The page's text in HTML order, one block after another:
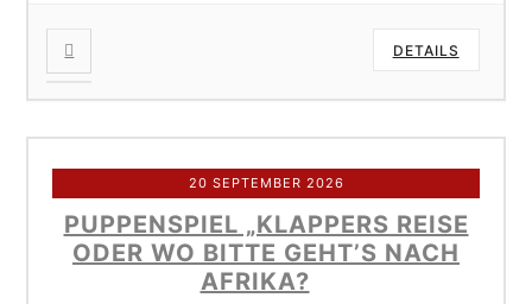
DETAILS
20 SEPTEMBER 2026
PUPPENSPIEL „KLAPPERS REISE
ODER WO BITTE GEHT’S NACH
AFRIKA?